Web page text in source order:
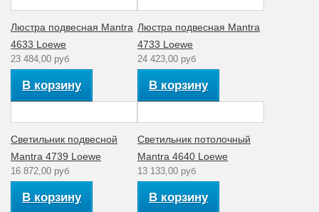
напряжение (V)
220
Количество
плафонов
Диапазон рабочих
плафона
органза/стекло
Коллекция Loewe
Люстра подвесная Mantra
4633 Loewe
23 484,00 руб
В корзину
Люстра подвесная Mantra
4733 Loewe
24 423,00 руб
В корзину
Светильник подвесной
Mantra 4739 Loewe
16 872,00 руб
В корзину
Светильник потолочный
Mantra 4640 Loewe
13 133,00 руб
В корзину